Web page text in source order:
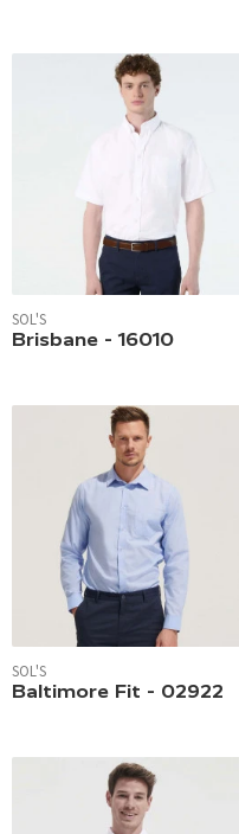
SOL'S
Brisbane - 16010
SOL'S
Baltimore Fit - 02922